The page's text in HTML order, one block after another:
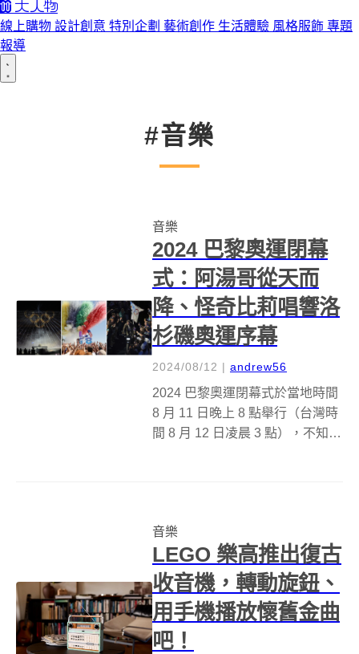
線上購物 設計創意 特別企劃 藝術創作 生活體驗 風格服飾 專題
報導
#音樂
音樂
2024 巴黎奧運閉幕
式：阿湯哥從天而
降、怪奇比莉唱響洛
杉磯奧運序幕
2024/08/12 | andrew56
2024 巴黎奧運閉幕式於當地時間
8 月 11 日晚上 8 點舉行（台灣時
間 8 月 12 日凌晨 3 點），不知道
杉磯奧運的...
音樂
LEGO 樂高推出復古
收音機，轉動旋鈕、
用手機播放懷舊金曲
吧！